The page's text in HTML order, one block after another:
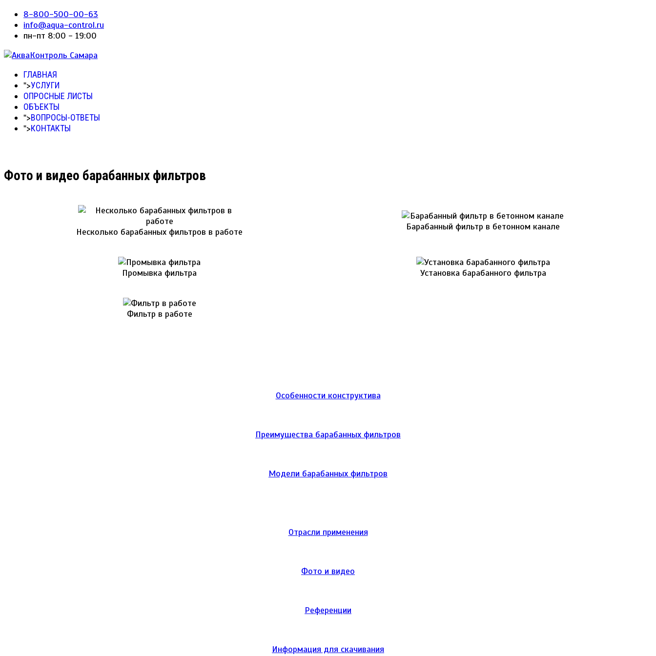
8-800-500-00-63
info@aqua-control.ru
пн-пт 8:00 - 19:00
ГЛАВНАЯ
">УСЛУГИ
ОПРОСНЫЕ ЛИСТЫ
ОБЪЕКТЫ
">ВОПРОСЫ-ОТВЕТЫ
">КОНТАКТЫ
Фото и видео барабанных фильтров
Несколько барабанных фильтров в работе Барабанный фильтр в бетонном канале
Промывка фильтра Установка барабанного фильтра
Фильтр в работе
Особенности конструктива
Преимущества барабанных фильтров
Модели барабанных фильтров
Отрасли применения
Фото и видео
Референции
Информация для скачивания